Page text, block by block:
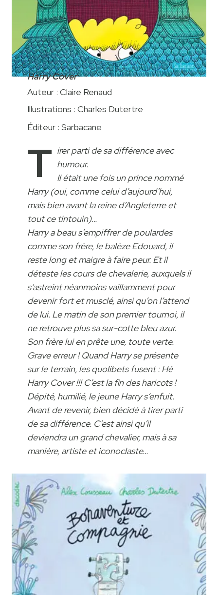
Harry Cover
Auteur : Claire Renaud
Illustrations : Charles Dutertre
Éditeur : Sarbacane
T irer parti de sa différence avec
humour.
Il était une fois un prince nommé
Harry (oui, comme celui d’aujourd’hui,
mais bien avant la reine d’Angleterre et
tout ce tintouin)…
Harry a beau s’empiffrer de poulardes
comme son frère, le balèze Edouard, il
reste long et maigre à faire peur. Et il
déteste les cours de chevalerie, auxquels il
s’astreint néanmoins vaillamment pour
devenir fort et musclé, ainsi qu’on l’attend
de lui. Le matin de son premier tournoi, il
ne retrouve plus sa sur-cotte bleu azur.
Son frère lui en prête une, toute verte.
Grave erreur ! Quand Harry se présente
sur le terrain, les quolibets fusent : Hé
Harry Cover !!! C’est la fin des haricots !
Dépité, humilié, le jeune Harry s’enfuit.
Avant de revenir, bien décidé à tirer parti
de sa différence. C’est ainsi qu’il
deviendra un grand chevalier, mais à sa
manière, artiste et iconoclaste…